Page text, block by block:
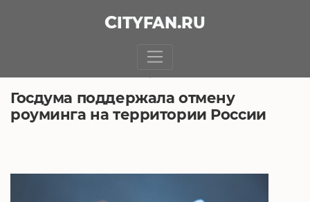
CITYFAN.RU
Госдума поддержала отмену
роуминга на территории России